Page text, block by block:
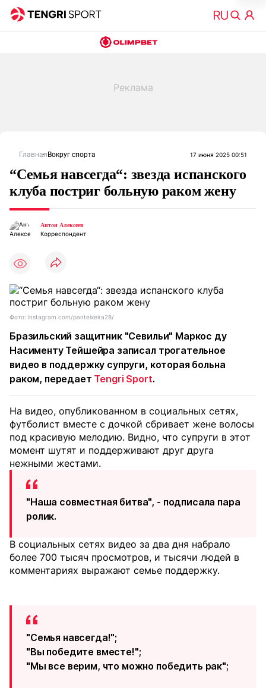
Главная Вокруг спорта 17 июня 2025 00:51
“Семья навсегда“: звезда испанского
клуба постриг больную раком жену
Антон Алексеев
Корреспондент
Фото: instagram.com/panteixeira28/
Бразильский защитник "Севильи" Маркос ду
Насименту Тейшейра записал трогательное
видео в поддержку супруги, которая больна
раком, передает Tengri Sport.
На видео, опубликованном в социальных сетях,
футболист вместе с дочкой сбривает жене волосы
под красивую мелодию. Видно, что супруги в этот
момент шутят и поддерживают друг друга
нежными жестами.
"Наша совместная битва", - подписала пара
ролик.
В социальных сетях видео за два дня набрало
более 700 тысяч просмотров, и тысячи людей в
комментариях выражают семье поддержку.
"Семья навсегда!";
"Вы победите вместе!";
"Мы все верим, что можно победить рак";